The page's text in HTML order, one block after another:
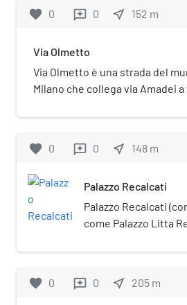
favorite 0 reviews 0 near_me 152 m
Via Olmetto
Via Olmetto è una strada del
Milano che collega via Amadei a
favorite 0 reviews 0 near_me 148 m
Palazzo Recalcati
Palazzo Recalcati
come Palazzo Litta
Milano, ampliato fra il
sestiere di Porta
favorite 0 reviews 0 near_me 205 m